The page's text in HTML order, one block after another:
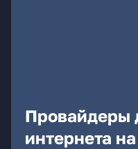
Провайдеры
интернета